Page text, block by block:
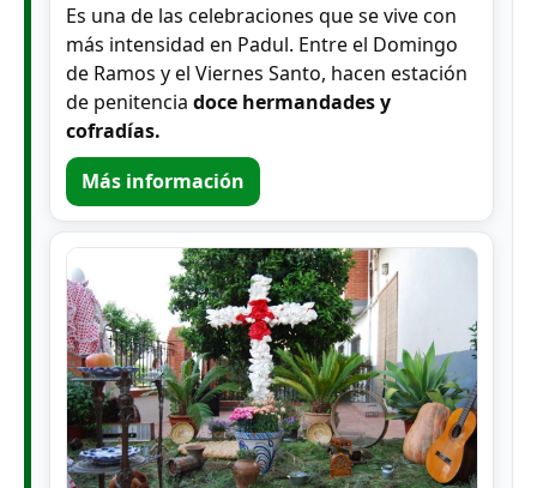
Es una de las celebraciones que se vive con
más intensidad en Padul. Entre el Domingo
de Ramos y el Viernes Santo, hacen estación
de penitencia doce hermandades y
cofradías.
Más información